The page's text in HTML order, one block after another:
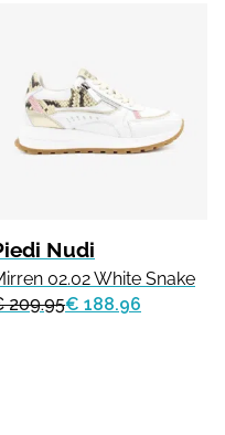
Nudi
02.02 White Snake
209.95€ 188.96